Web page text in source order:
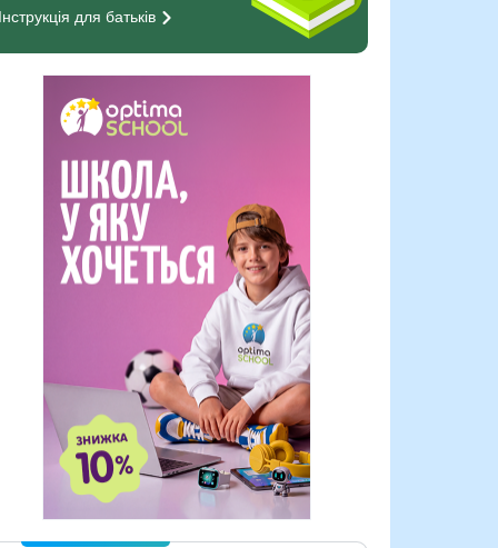
Інструкція для батьків